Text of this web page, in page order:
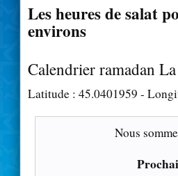
Les heures de salat
environs
Calendrier ramadan
Latitude : 45.0401959 -
Nous